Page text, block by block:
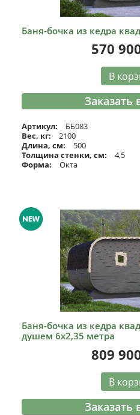
Баня-бочка из кедра
570
В
Заказать
Артикул:
ББ083
Вес, кг:
2100
Длина, см:
500
Толщина стенки, см:
4,5
Форма:
Окта
Баня-бочка из кедра
душем 6х2,35 метра
809
В
Заказать